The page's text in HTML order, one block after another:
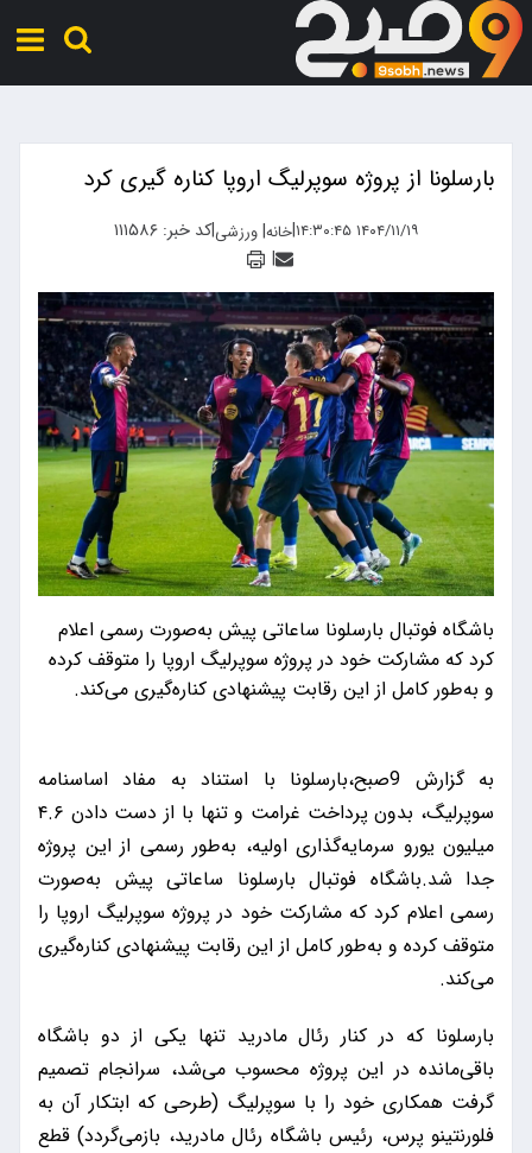
بارسلونا از پروژه سوپرلیگ اروپا کناره گیری کرد
۱۴۰۴/۱۱/۱۹ ۱۴:۳۰:۴۵ |خانه|ورزشی|کد خبر: ۱۱۱۵۸۶
|
باشگاه فوتبال بارسلونا ساعاتی پیش به‌صورت رسمی اعلام
کرد که مشارکت خود در پروژه سوپرلیگ اروپا را متوقف کرده
و به‌طور کامل از این رقابت پیشنهادی کناره‌گیری می‌کند.
به گزارش 9صبح،بارسلونا با استناد به مفاد اساسنامه
سوپرلیگ، بدون پرداخت غرامت و تنها با از دست دادن ۴.۶
میلیون یورو سرمایه‌گذاری اولیه، به‌طور رسمی از این پروژه
جدا شد.باشگاه فوتبال بارسلونا ساعاتی پیش به‌صورت
رسمی اعلام کرد که مشارکت خود در پروژه سوپرلیگ اروپا را
متوقف کرده و به‌طور کامل از این رقابت پیشنهادی کناره‌گیری
می‌کند.
بارسلونا که در کنار رئال مادرید تنها یکی از دو باشگاه
باقی‌مانده در این پروژه محسوب می‌شد، سرانجام تصمیم
گرفت همکاری خود را با سوپرلیگ (طرحی که ابتکار آن به
فلورنتینو پرس، رئیس باشگاه رئال مادرید، بازمی‌گردد) قطع